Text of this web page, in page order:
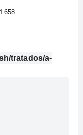
tratados/a-